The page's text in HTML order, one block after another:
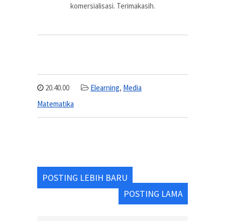
komersialisasi. Terimakasih.
20.40.00 Elearning, Media
Matematika
POSTING LEBIH BARU
POSTING LAMA